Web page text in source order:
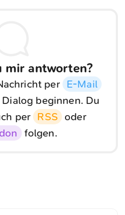
mir antworten?
per E-Mail
beginnen. Du
per RSS oder
folgen.